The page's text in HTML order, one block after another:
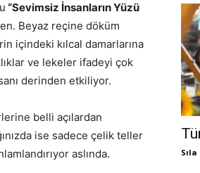
“Sevimsiz İnsanların Yüzü
Beyaz reçine döküm
içindeki kılcal damarlarına
ve lekeler ifadeyi çok
derinden etkiliyor.
belli açılardan
ise sadece çelik teller
aslında.